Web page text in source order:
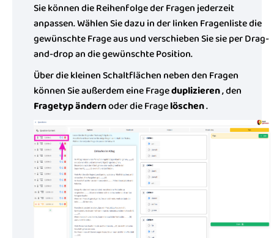
Sie können die Reihenfolge der Fragen jederzeit
anpassen. Wählen Sie dazu in der linken Fragenliste die
gewünschte Frage aus und verschieben Sie sie per Drag-
and-drop an die gewünschte Position.
Über die kleinen Schaltflächen neben den Fragen
können Sie außerdem eine Frageduplizieren, den
Fragetyp ändernoder die Fragelöschen.